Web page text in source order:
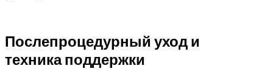
Послепроцедурный уход и
техника поддержки